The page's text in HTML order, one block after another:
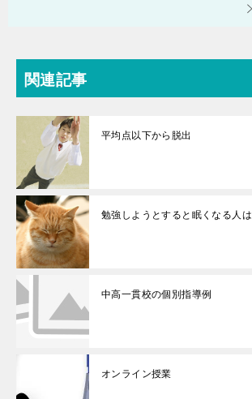
関連記事
平均点以下から脱出
勉強しようとすると眠くなる人は
中高一貫校の個別指導例
オンライン授業